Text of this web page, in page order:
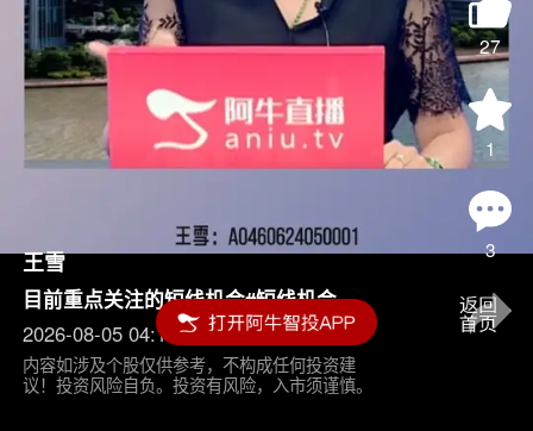
27
1
3
王雪
目前重点关注的短线机会#短线机会
2026-08-05 04:15
内容如涉及个股仅供参考，不构成任何投资建
议！投资风险自负。投资有风险，入市须谨慎。